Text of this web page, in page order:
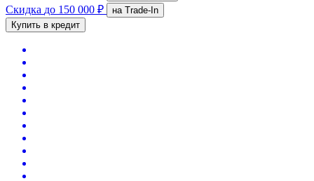
Скидка до 150 000 ₽
на Trade-In
Купить в кредит